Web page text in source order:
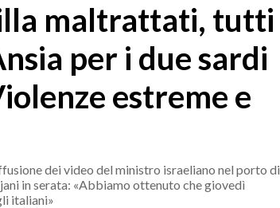
maltrattati, tutti
per i due sardi
estreme e
dei video del ministro israeliano nel porto di
in serata: «Abbiamo ottenuto che giovedì
italiani»